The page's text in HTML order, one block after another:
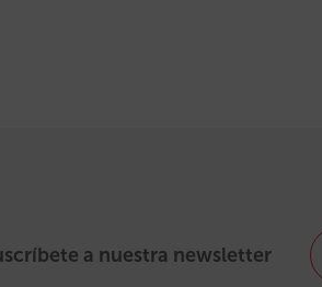
a nuestra newsletter